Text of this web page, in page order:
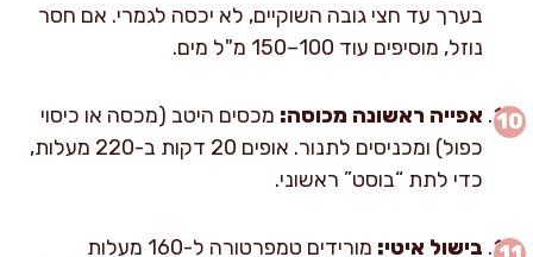
בערך עד חצי גובה השוקיים, לא יכסה לגמרי. אם חסר
נוזל, מוסיפים עוד 100–150 מ"ל מים.
אפייה ראשונה מכוסה: מכסים היטב (מכסה או כיסוי
כפול) ומכניסים לתנור. אופים 20 דקות ב-220 מעלות,
כדי לתת “בוסט” ראשוני.
בישול איטי:
מורידים טמפרטורה ל-160 מעלות